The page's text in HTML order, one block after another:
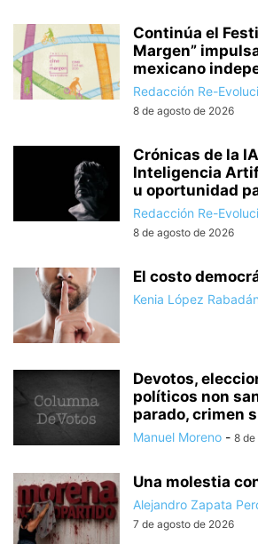
Continúa el
Margen”
mexicano
Redacción Re-
8 de agosto de 2026
Crónicas de la
Inteligencia
u oportunidad
Redacción Re-
8 de agosto de 2026
El costo
Kenia López Rabadán
Devotos,
políticos non
parado, crimen
Manuel Moreno - 8 de
Una molestia
Alejandro Zapata
7 de agosto de 2026